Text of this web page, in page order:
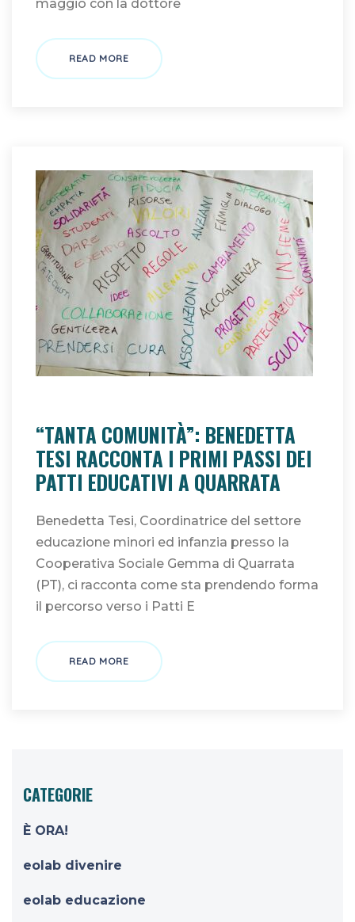
maggio con la dottore
READ MORE
“TANTA COMUNITÀ”: BENEDETTA
TESI RACCONTA I PRIMI PASSI DEI
PATTI EDUCATIVI A QUARRATA
Benedetta Tesi, Coordinatrice del settore
educazione minori ed infanzia presso la
Cooperativa Sociale Gemma di Quarrata
(PT), ci racconta come sta prendendo forma
il percorso verso i Patti E
READ MORE
CATEGORIE
È ORA!
eolab divenire
eolab educazione